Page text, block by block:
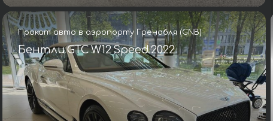
Прокат авто в аэропорту Гренобля (GNB)
Бентли GTC W12 Speed 2022